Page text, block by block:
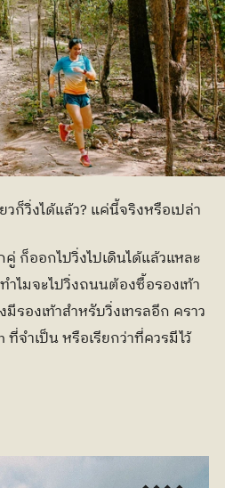
วก็วิ่งได้แล้ว? แค่นี้จริงหรือเปล่า
คู่ ก็ออกไปวิ่งไปเดินได้แล้วแหละ
ไมจะไปวิ่งถนนต้องซื้อรองเท้า
รองเท้าสำหรับวิ่งเทรลอีก คราว
ที่จำเป็น หรือเรียกว่าที่ควรมีไว้